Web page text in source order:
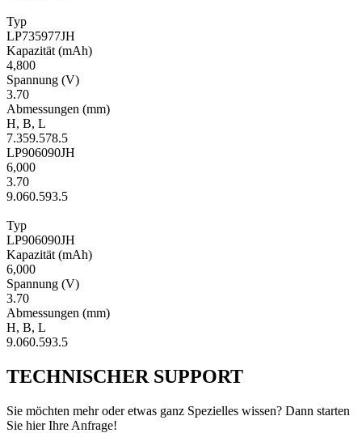
Typ
LP735977JH
Kapa­zität (mAh)
4,800
Span­nung (V)
3.70
Ab­mes­sungen (mm)
H, B, L
7.359.578.5
LP906090JH
6,000
3.70
9.060.593.5
Typ
LP906090JH
Kapa­zität (mAh)
6,000
Span­nung (V)
3.70
Ab­mes­sungen (mm)
H, B, L
9.060.593.5
TECHNISCHER SUPPORT
Sie möchten mehr oder etwas ganz Spezielles wissen? Dann starten
Sie hier Ihre Anfrage!